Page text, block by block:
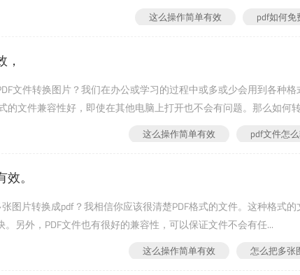
pdf如何免
这么操作简单有效
文件转换图片？我们在办公或学习的过程中或多或少会用到各种格
的文件兼容性好，即使在其他电脑上打开也不会有问题。那么如何
pdf文件怎
这么操作简单有效
。
图片转换成pdf？我相信你应该很清楚PDF格式的文件。这种格式的
另外，PDF文件也有很好的兼容性，可以保证文件不会有任...
怎么把多张
这么操作简单有效